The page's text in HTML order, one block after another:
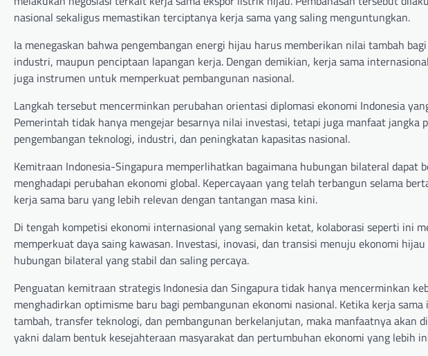
nasional sekaligus memastikan terciptanya kerja sama yang saling menguntungkan.
Ia menegaskan bahwa pengembangan energi hijau harus memberikan nilai tambah
industri, maupun penciptaan lapangan kerja. Dengan demikian, kerja sama
juga instrumen untuk memperkuat pembangunan nasional.
Langkah tersebut mencerminkan perubahan orientasi diplomasi ekonomi Indonesia
Pemerintah tidak hanya mengejar besarnya nilai investasi, tetapi juga manfaat jangka
pengembangan teknologi, industri, dan peningkatan kapasitas nasional.
Kemitraan Indonesia-Singapura memperlihatkan bagaimana hubungan bilateral dapat
menghadapi perubahan ekonomi global. Kepercayaan yang telah terbangun selama
kerja sama baru yang lebih relevan dengan tantangan masa kini.
Di tengah kompetisi ekonomi internasional yang semakin ketat, kolaborasi seperti ini
memperkuat daya saing kawasan. Investasi, inovasi, dan transisi menuju ekonomi
hubungan bilateral yang stabil dan saling percaya.
Penguatan kemitraan strategis Indonesia dan Singapura tidak hanya mencerminkan
menghadirkan optimisme baru bagi pembangunan ekonomi nasional. Ketika kerja
tambah, transfer teknologi, dan pembangunan berkelanjutan, maka manfaatnya akan
yakni dalam bentuk kesejahteraan masyarakat dan pertumbuhan ekonomi yang lebih